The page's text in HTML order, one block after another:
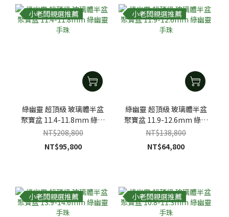
小老闆親選推薦
綠幽靈 超頂級 玻璃體半盆
聚寶盆 11.4-11.8mm 綠幽
靈手珠
NT$208,800
NT$95,800
小老闆親選推薦
綠幽靈 超頂級 玻璃體半盆
聚寶盆 11.9-12.6mm 綠幽
靈手珠
NT$138,800
NT$64,800
小老闆親選推薦 小老闆親選推薦